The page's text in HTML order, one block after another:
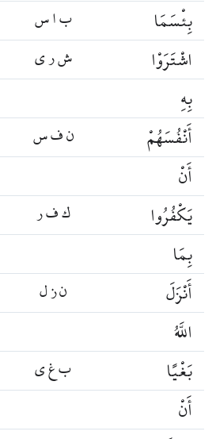
ب ا س بِئْسَمَا
ش ر ي اشْتَرَوْا
بِهِ
ن ف س أَنْفُسَهُمْ
أَنْ
ك ف ر يَكْفُرُوا
بِمَا
ن ز ل أَنْزَلَ
اللَّهُ
ب غ ي
بَغْيًا
أَنْ